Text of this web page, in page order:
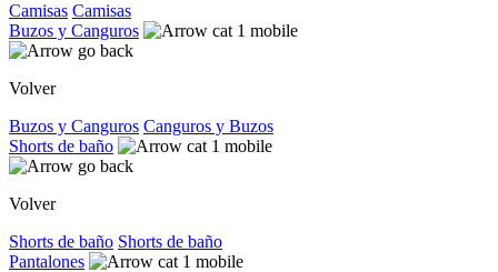
Camisas Camisas
Buzos y Canguros
Volver
Buzos y Canguros Canguros y Buzos
Shorts de baño
Volver
Shorts de baño Shorts de baño
Pantalones